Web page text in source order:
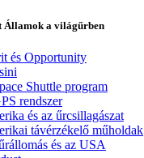
Államok a világűrben
és Opportunity
Shuttle program
rendszer
és az űrcsillagászat
távérzékelő műholdak
és az USA